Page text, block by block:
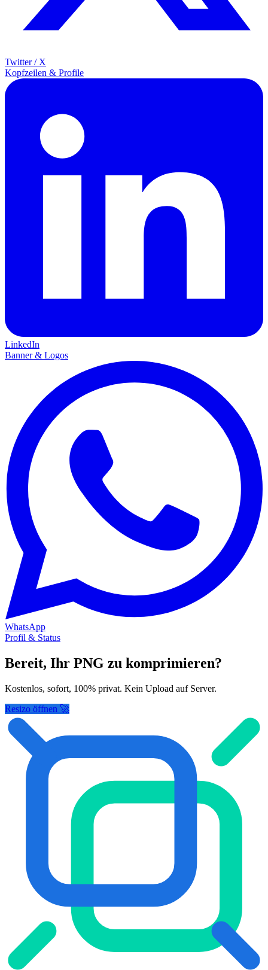
Twitter / X
Kopfzeilen & Profile
LinkedIn
Banner & Logos
WhatsApp
Profil & Status
Bereit, Ihr PNG zu komprimieren?
Kostenlos, sofort, 100% privat. Kein Upload auf Server.
Resizo öffnen 🚀